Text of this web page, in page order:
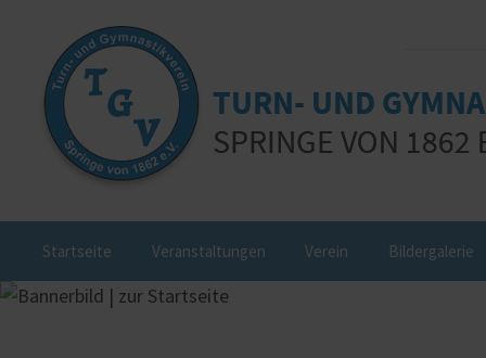
Startseite Veranstaltungen Verein Bildergalerie